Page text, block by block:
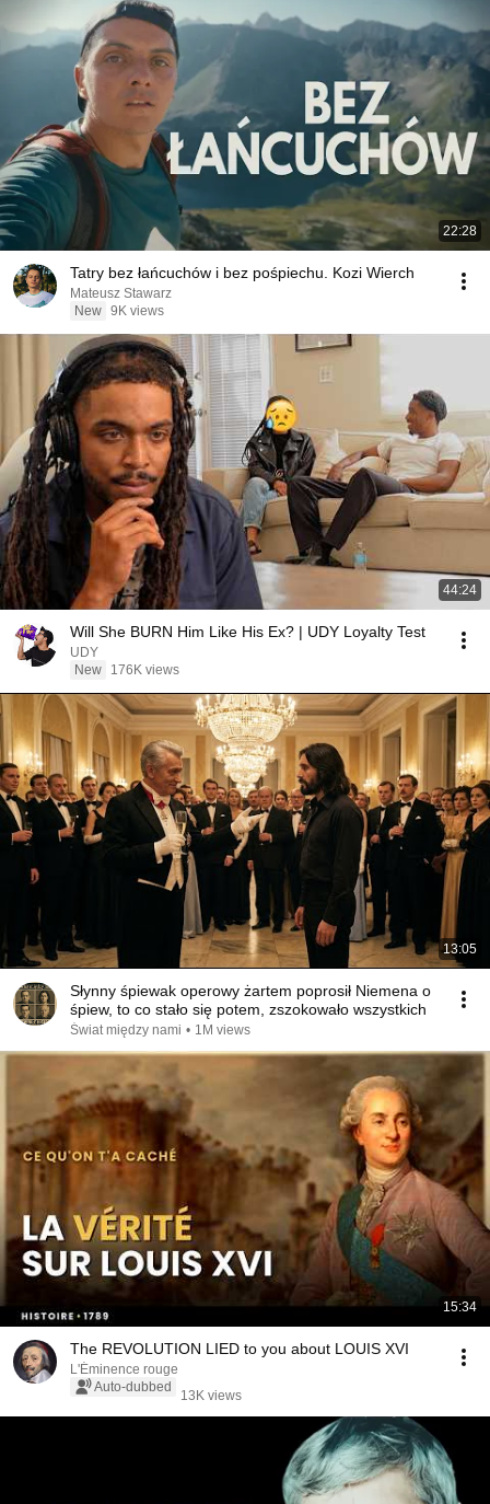
22:28
Tatry bez łańcuchów i bez pośpiechu. Kozi Wierch
Mateusz Stawarz
New 9K views
44:24
Will She BURN Him Like His Ex? | UDY Loyalty Test
UDY
New
176K views
13:05
Słynny śpiewak operowy żartem poprosił Niemena o
śpiew, to co stało się potem, zszokowało wszystkich
Świat między nami • 1M views
15:34
The REVOLUTION LIED to you about LOUIS XVI
L'Éminence rouge
Auto-dubbed
13K views